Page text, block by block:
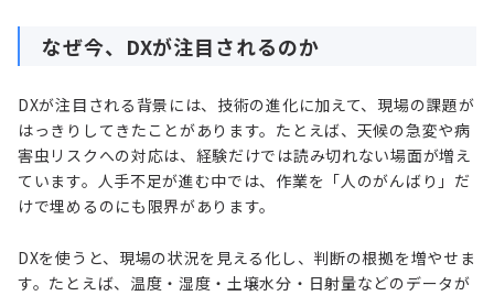
なぜ今、DXが注目されるのか
DXが注目される背景には、技術の進化に加えて、現場の課題が
はっきりしてきたことがあります。たとえば、天候の急変や病
害虫リスクへの対応は、経験だけでは読み切れない場面が増え
ています。人手不足が進む中では、作業を「人のがんばり」だ
けで埋めるのにも限界があります。
DXを使うと、現場の状況を見える化し、判断の根拠を増やせま
す。たとえば、温度・湿度・土壌水分・日射量などのデータが